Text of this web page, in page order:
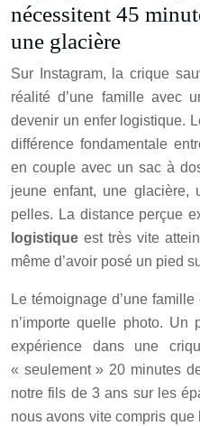
nécessitent 45
une glacière
Sur Instagram, la crique
réalité d’une famille avec
devenir un enfer logistique.
différence fondamentale
en couple avec un sac à
jeune enfant, une glacière,
pelles. La distance perçue
logistique est très vite
même d’avoir posé un pied
Le témoignage d’une
n’importe quelle photo. Un
expérience dans une
« seulement » 20 minutes
notre fils de 3 ans sur les
nous avons vite compris